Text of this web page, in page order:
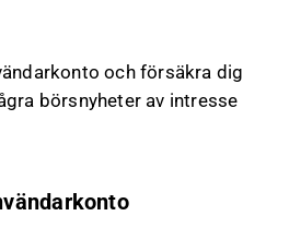
och försäkra dig
börsnyheter av intresse